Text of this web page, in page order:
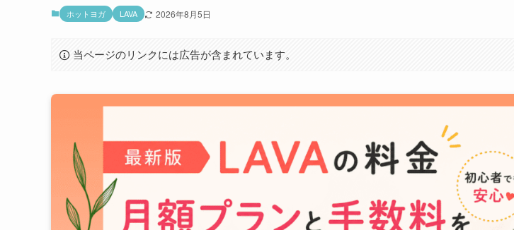
ホットヨガ LAVA 2026年8月5日
当ページのリンクには広告が含まれています。